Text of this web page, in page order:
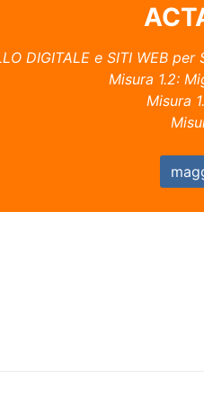
DIGITALE e SITI WEB
Misura 1.2:
Misura